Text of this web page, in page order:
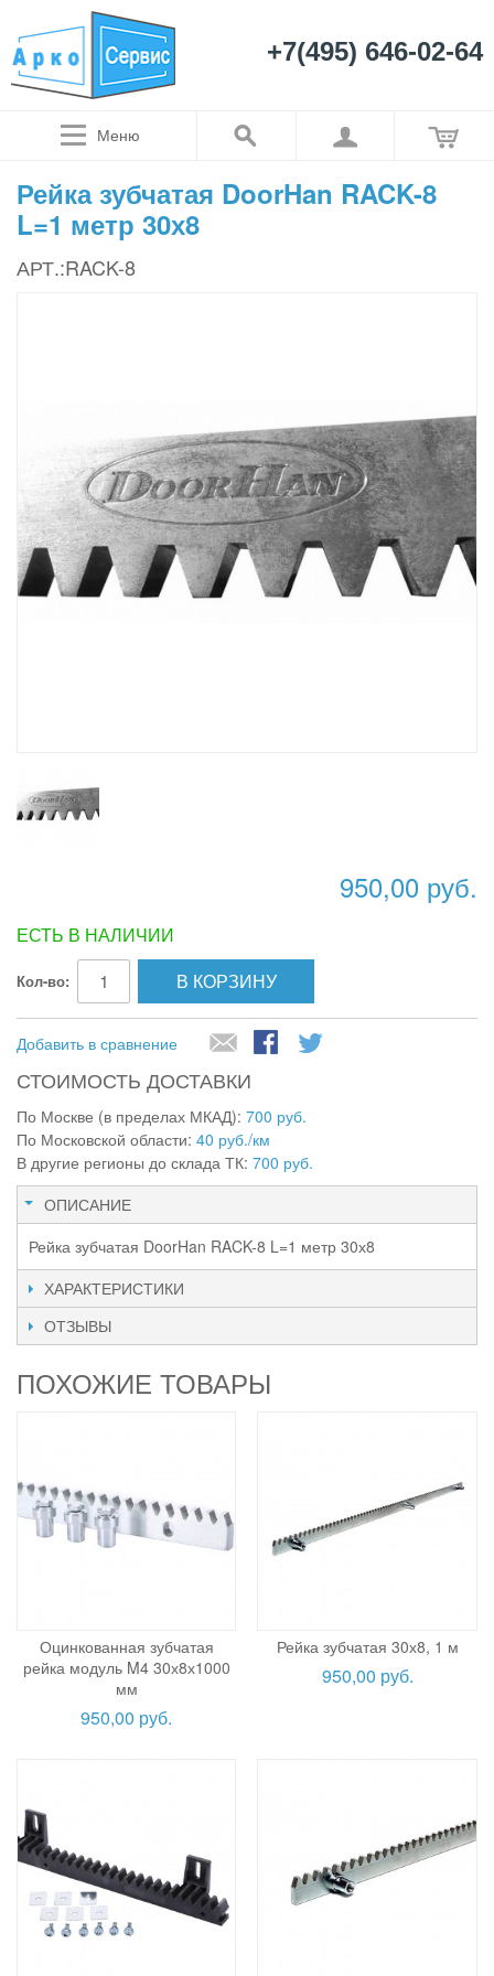
+7(495) 646-02-64
Меню
Рейка зубчатая DoorHan RACK-8
L=1 метр 30х8
АРТ.:RACK-8
950,00 руб.
ЕСТЬ В НАЛИЧИИ
Кол-во: В КОРЗИНУ
Добавить в сравнение
СТОИМОСТЬ ДОСТАВКИ
По Москве (в пределах МКАД): 700 руб.
По Московской области: 40 руб./км
В другие регионы до склада ТК: 700 руб.
ОПИСАНИЕ
Рейка зубчатая DoorHan RACK-8 L=1 метр 30х8
ХАРАКТЕРИСТИКИ
ОТЗЫВЫ
ПОХОЖИЕ ТОВАРЫ
Оцинкованная зубчатая
рейка модуль M4 30х8х1000
мм
950,00 руб.
Рейка зубчатая 30х8, 1 м
950,00 руб.